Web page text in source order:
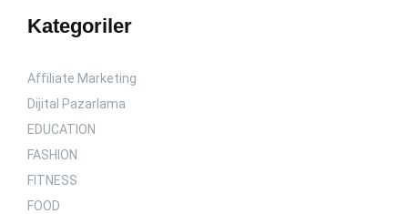
Kategoriler
Affiliate Marketing
Dijital Pazarlama
EDUCATION
FASHION
FITNESS
FOOD